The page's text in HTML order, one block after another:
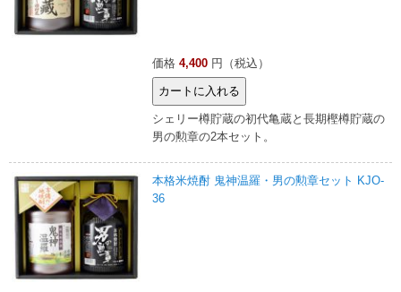
価格 4,400 円（税込）
シェリー樽貯蔵の初代亀蔵と長期樫樽貯蔵の
男の勲章の2本セット。
本格米焼酎 鬼神温羅・男の勲章セット KJO-
36